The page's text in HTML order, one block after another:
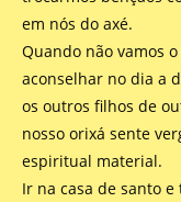
em nós do axé.
Quando não vamos
aconselhar no dia a
os outros filhos de
nosso orixá sente
espiritual material.
Ir na casa de santo